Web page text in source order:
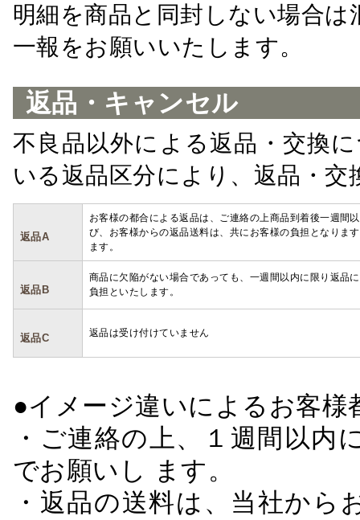
明細を商品と同封しない場合
一報をお願いいたします。
返品・キャンセル
不良品以外による返品・交換
いる返品区分により、返品・
返品A
お客様の都合による返品は、ご連絡の上商品到着後一週間
び、お客様からの返品送料は、共にお客様の負担となりま
ます。
返品B
商品に欠陥がない場合であっても、一週間以内に限り返品
負担といたします。
返品C 返品は受け付けていません
●イメージ違いによるお客
・ご連絡の上、１週間以
でお願いし ます。
・返品の送料は、当社か